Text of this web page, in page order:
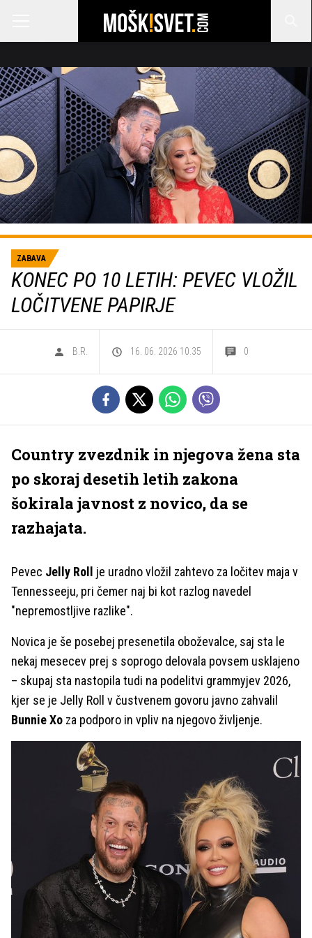
ZABAVA
KONEC PO 10 LETIH: PEVEC VLOŽIL
LOČITVENE PAPIRJE
B.R. 16. 06. 2026 10.35 0
Country zvezdnik in njegova žena sta
po skoraj desetih letih zakona
šokirala javnost z novico, da se
razhajata.
Pevec Jelly Roll je uradno vložil zahtevo za ločitev maja v
Tennesseeju, pri čemer naj bi kot razlog navedel
"nepremostljive razlike".
Novica je še posebej presenetila oboževalce, saj sta le
nekaj mesecev prej s soprogo delovala povsem usklajeno
– skupaj sta nastopila tudi na podelitvi grammyjev 2026,
kjer se je Jelly Roll v čustvenem govoru javno zahvalil
Bunnie Xo za podporo in vpliv na njegovo življenje.